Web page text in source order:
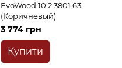
EvoWood 10 2.3801.63
(Коричневый)
3 774 грн
Купити